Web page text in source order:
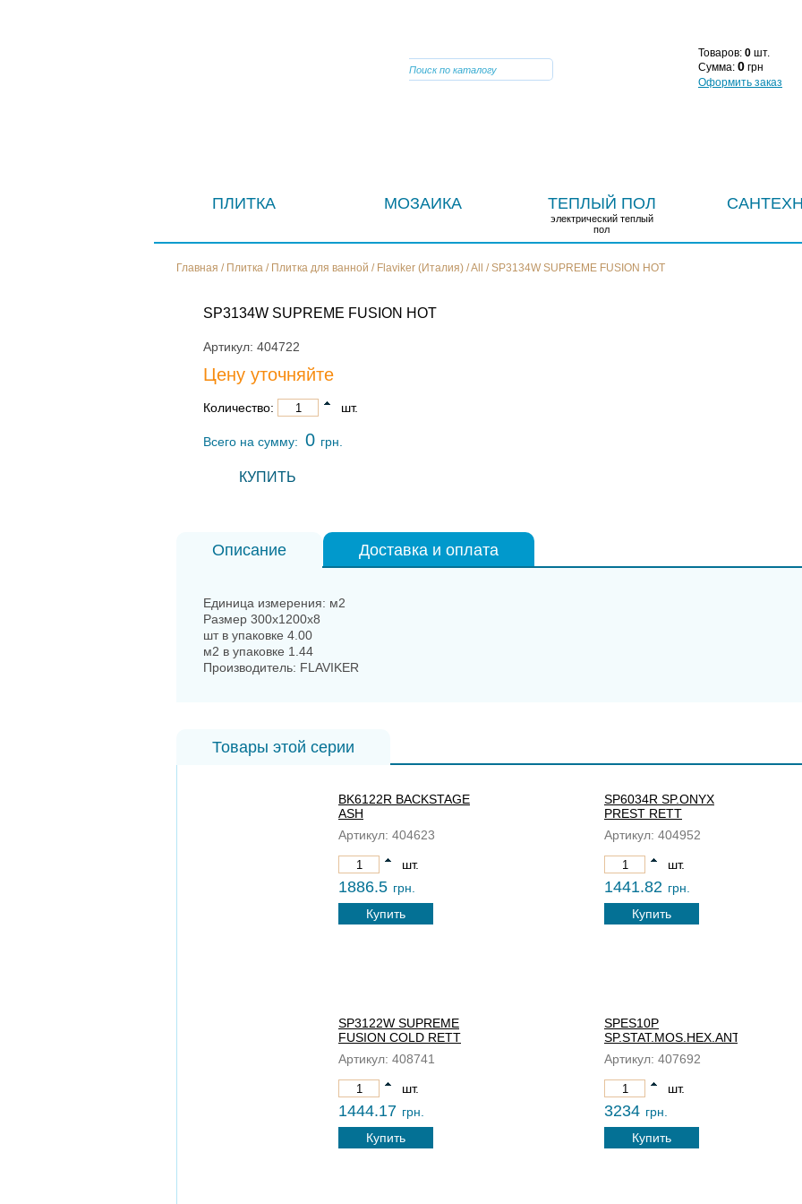
Товаров: 0 шт.
Сумма: 0 грн
Оформить заказ
ПЛИТКА МОЗАИКА ТЕПЛЫЙ ПОЛ
электрический теплый
пол
Главная / Плитка / Плитка для ванной / Flaviker (Италия) /All /SP3134W SUPREME FUSION HOT
SP3134W SUPREME FUSION HOT
Артикул: 404722
Цену уточняйте
Количество: шт.
Всего на сумму: 0 грн.
КУПИТЬ
Описание Доставка и оплата
Единица измерения: м2
Размер 300x1200x8
шт в упаковке 4.00
м2 в упаковке 1.44
Производитель: FLAVIKER
Товары этой серии
BK6122R BACKSTAGE
ASH
Артикул: 404623
шт.
1886.5 грн.
Купить
SP6034R SP.ONYX
PREST RETT
Артикул: 404952
шт.
1441.82 грн.
Купить
SP3122W SUPREME
FUSION COLD RETT
Артикул: 408741
шт.
1444.17 грн.
Купить
SPES10P
SP.STAT.MOS.HEX.ANT.RT.
Артикул: 407692
шт.
3234 грн.
Купить